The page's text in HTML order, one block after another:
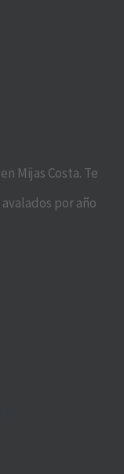
Mijas Costa. Te
por año